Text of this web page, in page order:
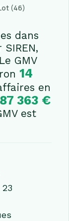
(46)
dans
GMV
14
en
363 €
est